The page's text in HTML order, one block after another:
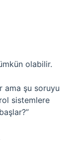
olabilir.
ama şu soruyu
sistemlere